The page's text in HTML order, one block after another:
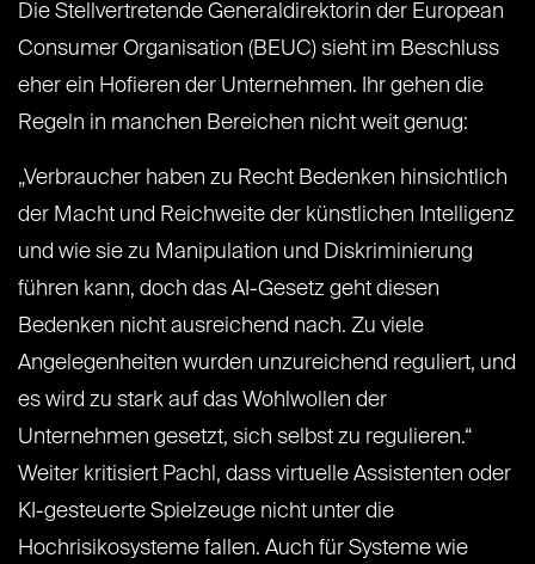
Die Stellvertretende Generaldirektorin der European
Consumer Organisation (BEUC) sieht im Beschluss
eher ein Hofieren der Unternehmen. Ihr gehen die
Regeln in manchen Bereichen nicht weit genug:
„Verbraucher haben zu Recht Bedenken hinsichtlich
der Macht und Reichweite der künstlichen Intelligenz
und wie sie zu Manipulation und Diskriminierung
führen kann, doch das AI-Gesetz geht diesen
Bedenken nicht ausreichend nach. Zu viele
Angelegenheiten wurden unzureichend reguliert, und
es wird zu stark auf das Wohlwollen der
Unternehmen gesetzt, sich selbst zu regulieren.“
Weiter kritisiert Pachl, dass virtuelle Assistenten oder
KI-gesteuerte Spielzeuge nicht unter die
Hochrisikosysteme fallen. Auch für Systeme wie